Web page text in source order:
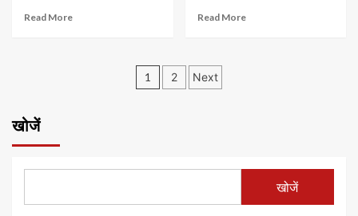
Read More Read More
Posts
1 2 Next
खोजें
खोजें